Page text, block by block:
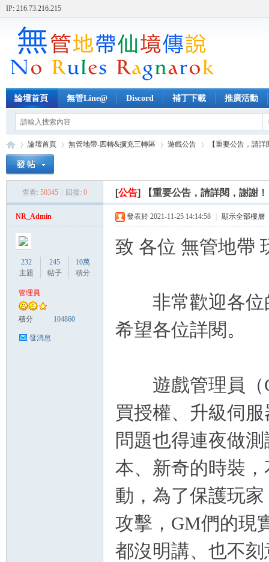
IP: 216.73.216.215
論壇首頁 無管Line@ Discord 補丁下載 推廣活動
論壇首頁
›
無管地帶-四轉&擴充三轉區
›
遊戲公告
›
【重要公告，請
查看: 50345 回復: 0 [公告] 【重要公告，請詳閱，謝謝
NR_Admin
232
主題
245
帖子
10萬
積分
管理員
積分 104860
發消息
發表於 2021-11-25 14:14:58 顯示全部樓層
致 各位 無管地帶
非常歡迎各位
希望各位詳閱。
遊戲管理員（
買授權、升級伺
問題也得連夜做
本、新奇的時裝
動，為了保護玩
攻擊， GM們的現
都沒明講、也不